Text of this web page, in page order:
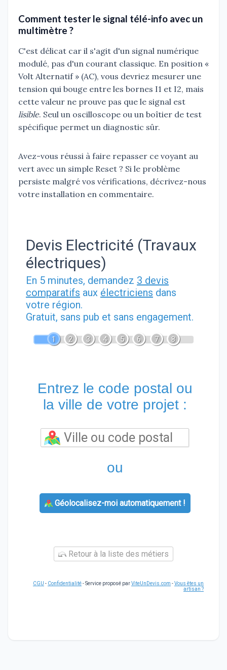
Comment tester le signal télé-info avec un
multimètre ?
C'est délicat car il s'agit d'un signal numérique
modulé, pas d'un courant classique. En position «
Volt Alternatif » (AC), vous devriez mesurer une
tension qui bouge entre les bornes I1 et I2, mais
cette valeur ne prouve pas que le signal est
lisible. Seul un oscilloscope ou un boîtier de test
spécifique permet un diagnostic sûr.
Avez-vous réussi à faire repasser ce voyant au
vert avec un simple Reset ? Si le problème
persiste malgré vos vérifications, décrivez-nous
votre installation en commentaire.
Devis Electricité (Travaux
électriques)
En 5 minutes, demandez 3 devis
comparatifs aux électriciens dans
votre région.
Gratuit, sans pub et sans engagement.
1 2 3 4 5 6 7 8
Entrez le code postal ou
la ville de votre projet :
ou
Géolocalisez-moi automatiquement !
Retour à la liste des métiers
CGU - Confidentialité- Service proposé parViteUnDevis.com -Vous êtes un
artisan ?